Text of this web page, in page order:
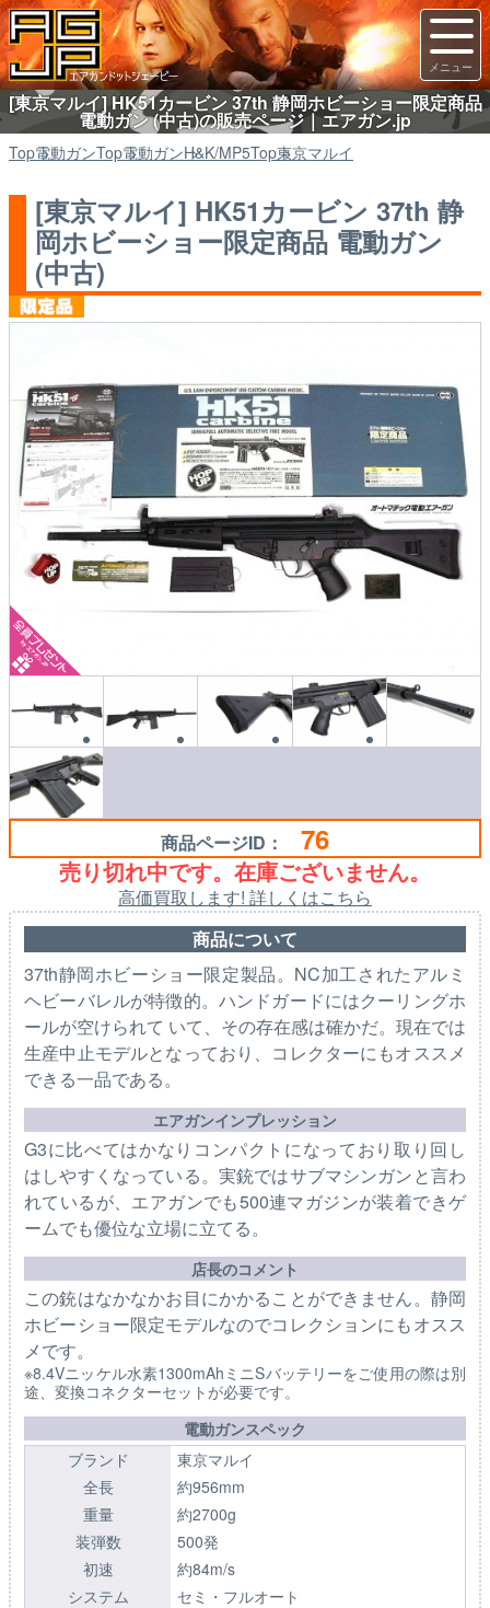
[東京マルイ] HK51カービン 37th 静岡ホビーショー限定商品
電動ガン (中古)の販売ページ｜エアガン.jp
Top電動ガンTop電動ガンH&K/MP5Top東京マルイ
[東京マルイ] HK51カービン 37th 静
岡ホビーショー限定商品 電動ガン
(中古)
商品ページID： 76
売り切れ中です。在庫ございません。
高価買取します! 詳しくはこちら
商品について
37th静岡ホビーショー限定製品。NC加工されたアルミ
ヘビーバレルが特徴的。ハンドガードにはクーリングホ
ールが空けられて いて、その存在感は確かだ。現在では
生産中止モデルとなっており、コレクターにもオススメ
できる一品である。
エアガンインプレッション
G3に比べてはかなりコンパクトになっており取り回し
はしやすくなっている。実銃ではサブマシンガンと言わ
れているが、エアガンでも500連マガジンが装着できゲ
ームでも優位な立場に立てる。
店長のコメント
この銃はなかなかお目にかかることができません。静岡
ホビーショー限定モデルなのでコレクションにもオスス
メです。
※8.4Vニッケル水素1300mAhミニSバッテリーをご使用の際は別
途、変換コネクターセットが必要です。
電動ガンスペック
ブランド
東京マルイ
全長
約956mm
重量
約2700g
装弾数
500発
初速
約84m/s
システム
セミ・フルオート